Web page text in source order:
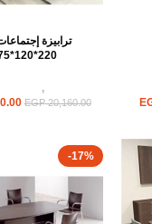
ترابيزة
220*120*75سم
ترابيزات,
EGP20,160.00
-17%